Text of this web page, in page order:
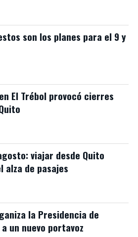
son los planes para el 9 y
El Trébol provocó cierres
viajar desde Quito
alza de pasajes
la Presidencia de
un nuevo portavoz